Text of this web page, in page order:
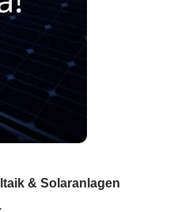
& Solaranlagen